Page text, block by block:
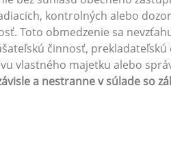
kontrolných alebo
Toto obmedzenie sa
činnosť, prekladateľskú
vlastného majetku alebo
a nestranne v súlade so